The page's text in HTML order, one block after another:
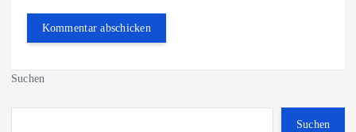
Suchen
Suchen